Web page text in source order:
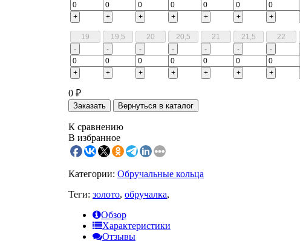
+ + + + + + +
-
+
-
+
-
+
-
+
-
+
-
+
-
+
0 ₽
Заказать
К сравнению
В избранное
Категории: Обручальные кольца
Теги: золото, обручалка,
Обзор
Характеристики
Отзывы